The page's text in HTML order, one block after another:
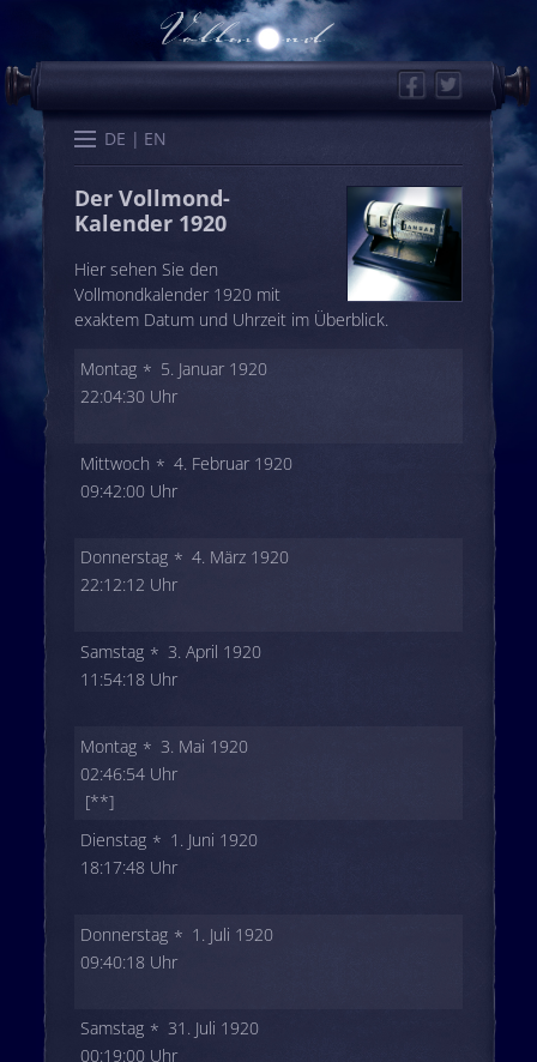
FacebookTwitter
DE EN
Start Kalender Karten
Der Vollmond-
Kalender 1920
Hier sehen Sie den
Vollmondkalender 1920 mit
exaktem Datum und Uhrzeit im Überblick.
Montag
5. Januar 1920
22:04:30 Uhr
Mittwoch
4. Februar 1920
09:42:00 Uhr
Donnerstag
4. März 1920
22:12:12 Uhr
Samstag
3. April 1920
11:54:18 Uhr
Montag
3. Mai 1920
02:46:54 Uhr
[**]
Dienstag
1. Juni 1920
18:17:48 Uhr
Donnerstag
1. Juli 1920
09:40:18 Uhr
Samstag
31. Juli 1920
00:19:00 Uhr